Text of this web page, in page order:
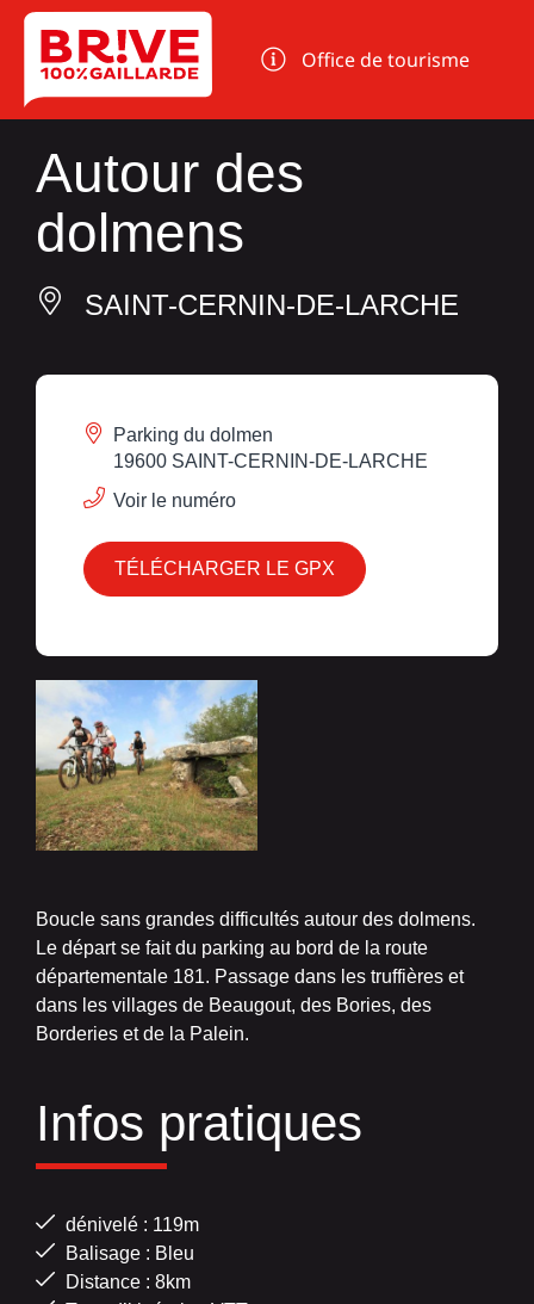
Panneau de gestion des cookies
Office de tourisme
Autour des
dolmens
SAINT-CERNIN-DE-LARCHE
Parking du dolmen
19600 SAINT-CERNIN-DE-LARCHE
Voir le numéro
TÉLÉCHARGER LE GPX
Boucle sans grandes difficultés autour des dolmens.
Le départ se fait du parking au bord de la route
départementale 181. Passage dans les truffières et
dans les villages de Beaugout, des Bories, des
Borderies et de la Palein.
Infos pratiques
dénivelé : 119m
Balisage : Bleu
Distance : 8km